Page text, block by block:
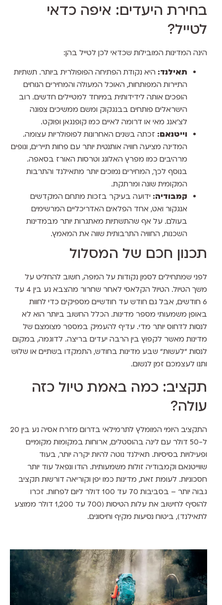
בחירת היעדים: איפה כדאי
לטייל?
הינה המדינות המובילות שכדאי לכן לטייל בהן:
תאילנד:היא נקודת הפתיחה הפופולרית ביותר. תשתיות
התיירות המפותחות, האוכל המעולה והמחירים הנוחים
הופכים אותה לידידותית במיוחד למטיילים חדשים. רוב
הישראלים פותחים בבנגקוק ומשם ממשיכים צפונה
לצ'אנג מאי או דרומה לאיים כמו קופנגאן ופוקט.
וייטנאם:זכתה בשנים האחרונות לפופולריות עצומה.
המדינה מציעה חוויה אותנטית יותר עם פחות תיירים, ונופים
מרהיבים כמו מפרץ האלונג וטרסות האורז בסאפה.
בנוסף לכך, המחירים נמוכים יותר מתאילנד והתרבות
המקומית שונה ומרתקת.
קמבודיה:ידועה בעיקר בזכות מתחם המקדשים
אנגקור ואט, אחד הפלאים האדריכליים המרשימים
בעולם. על אף שהתשתיות מאתגרות יותר מבמדינות
השכנות, החוויה התרבותית שווה את המאמץ.
תכנון חכם של המסלול
לפני שמתחילים לסמן נקודות על המפה, חשוב להחליט על
משך הטיול. הטיול הקלאסי לאחר שחרור מהצבא נע בין 4 עד
6 חודשים, אבל גם חודש עד חודשיים מספיקים כדי לחוות
באופן משמעותי מספר מדינות. הכלל החשוב ביותר הוא לא
לנסות לדחוס יותר מדי. עדיף להעמיק במספר מצומצם של
מדינות מאשר לקפוץ בין הרבה יעדים בריצה. לדוגמה, במקום
לנסות "לעשות" שבע מדינות בחודש, התמקדו בשתיים או שלוש
ותנו לעצמכם זמן לנשום.
תקציב: כמה באמת טיול כזה
עולה?
התקציב היומי המומלץ לתרמילאי בדרום מזרח אסיה נע בין 20
ל-50 דולר עם לינה בהוסטלים, ארוחות במקומות מקומיים
ופעילויות בסיסיות. תאילנד נוטה להיות יקרה יותר, בעוד
שווייטנאם וקמבודיה זולות משמעותית. הודו ונפאל עוד יותר
חסכוניות. לעומת זאת, מדינות כמו יפן וקוריאה דורשות תקציב
גבוה יותר – בסביבות 70 עד 100 דולר ליום לפחות. זכרו
להוסיף לחישוב את עלות הטיסות (700 עד 1,200 דולר ממוצע
לתאילנד), ביטוח נסיעות מקיף וחיסונים.